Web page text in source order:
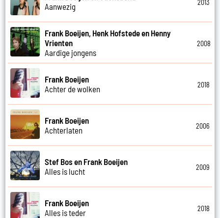
Aanwezig
2013
Frank Boeijen, Henk Hofstede en Henny
Vrienten
Aardige jongens
2008
Frank Boeijen
Achter de wolken
2018
Frank Boeijen
Achterlaten
2006
Stef Bos en Frank Boeijen
Alles is lucht
2009
Frank Boeijen
Alles is teder
2018